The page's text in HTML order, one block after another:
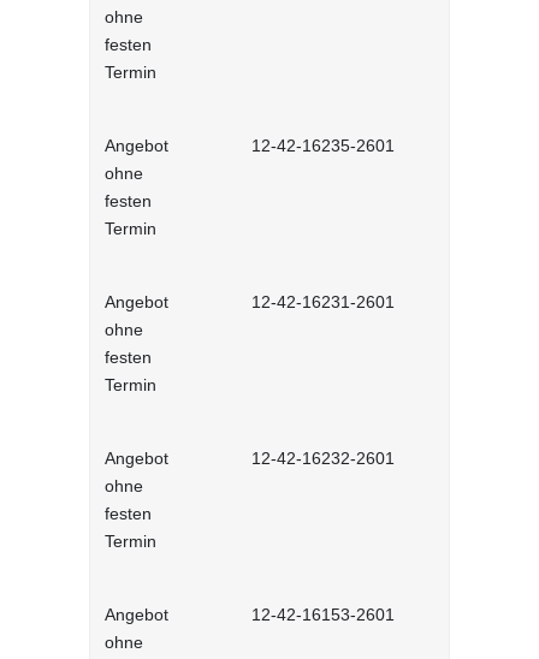
ohne
festen
Termin
Angebot
ohne
festen
Termin
12-42-16235-2601
Angebot
ohne
festen
Termin
12-42-16231-2601
Angebot
ohne
festen
Termin
12-42-16232-2601
Angebot
ohne
12-42-16153-2601